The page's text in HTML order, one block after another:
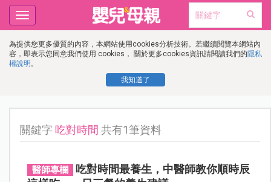
為提供您更多優質的內容，本網站使用cookies分析技術。若繼續閱覽本網站內
容，即表示您同意我們使用 cookies， 關於更多cookies資訊請閱讀我們的隱私
權說明 。
我知道了
Toggle
navigation
關鍵字吃對時間 共有1筆資料
醫師專欄
吃對時間最養生，中醫師教你順時辰